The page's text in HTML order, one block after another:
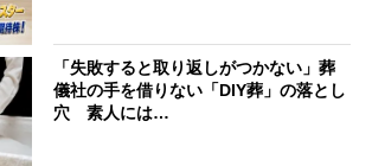
「失敗すると取り返しがつかない」葬
儀社の手を借りない「DIY葬」の落とし
穴 素人には…